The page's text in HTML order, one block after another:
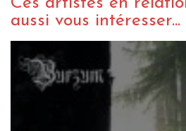
aussi vous intéresser...